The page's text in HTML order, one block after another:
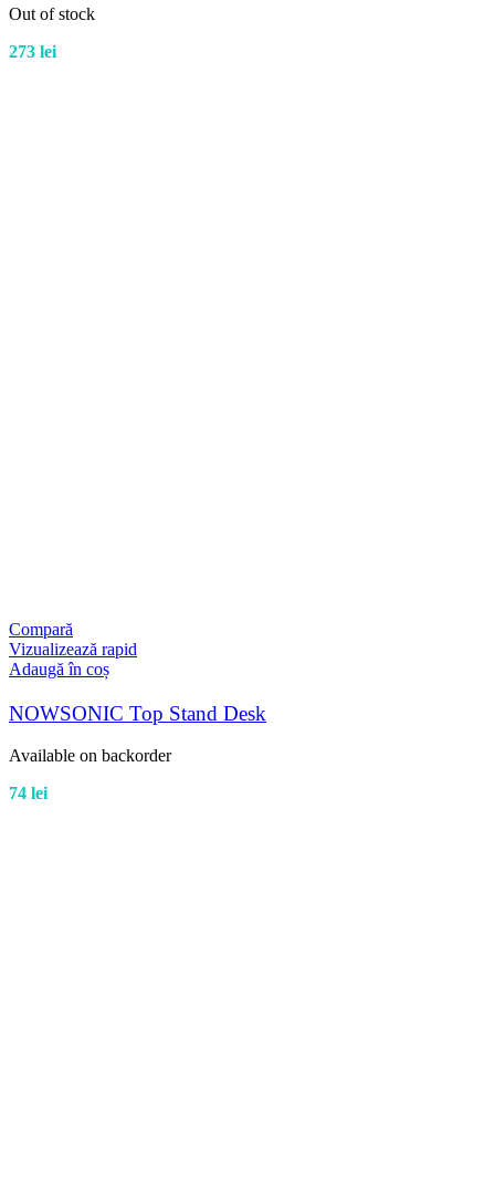
Out of stock
273 lei
Compară
Vizualizează rapid
Adaugă în coș
NOWSONIC Top Stand Desk
Available on backorder
74 lei